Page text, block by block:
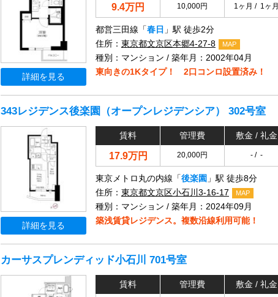
詳細を見る
9.4万円 10,000円 1ヶ月 / 1ヶ月
都営三田線「 春日 」駅 徒歩2分
住所： 東京都文京区本郷4-27-8 MAP
種別：マンション / 築年月：2002年04月
東向きの1Kタイプ！ 2口コンロ設置済み！
343レジデンス後楽園（オープンレジデンシア） 302号室
詳細を見る
賃料 管理費 敷金 / 礼金
17.9万円 20,000円 - / -
東京メトロ丸の内線「 後楽園 」駅 徒歩8分
住所： 東京都文京区小石川3-16-17 MAP
種別：マンション / 築年月：2024年09月
築浅賃貸レジデンス。複数沿線利用可能！
カーサスプレンディッド小石川 701号室
賃料 管理費 敷金 / 礼金